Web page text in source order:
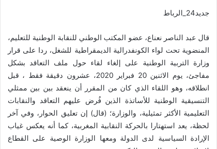
جديد24_الرباط
قال عبد الناصر نعناع، عضو المكتب الوطني للنقابة الوطنية للتعليم،
المنضوية تحت لواء الكونفدرالية الديمقراطية للشغل، ردا على قرار
وزارة التربية الوطنية على إلغاء لقاء حول ملف التعاقد بشكل
مفاجئ، يوم الاثنين 20 فبراير 2020، عشرون دقيقة فقط ، قبل
انطلاقه، وهو اللقاء الذي كان من المقرر أن ينعقد بين بين ممثلي
التنسيقية الوطنية للأساتذة الذين فُرض عليهم التعاقد والنقابات
التعليمية الأكثر تمثيلية، والوزارة؛ (قال) إن تعليق الحوار، وفي آخر
لحظة، يعد استهتارا بالحركة النقابية المغربية، كما أنه يعكس غياب
الإرادة السياسية لدى الدولة ومعها الوزارة الوصية على القطاع